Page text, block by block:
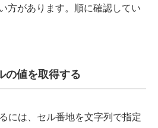
方があります。順に確認してい
の値を取得する
には、セル番地を文字列で指定